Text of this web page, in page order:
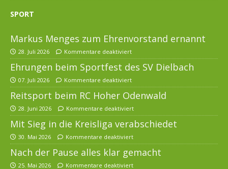
SPORT
Markus Menges zum Ehrenvorstand ernannt
28. Juli 2026 Kommentare deaktiviert
Ehrungen beim Sportfest des SV Dielbach
07. Juli 2026 Kommentare deaktiviert
Reitsport beim RC Hoher Odenwald
28. Juni 2026 Kommentare deaktiviert
Mit Sieg in die Kreisliga verabschiedet
30. Mai 2026 Kommentare deaktiviert
Nach der Pause alles klar gemacht
25. Mai 2026 Kommentare deaktiviert